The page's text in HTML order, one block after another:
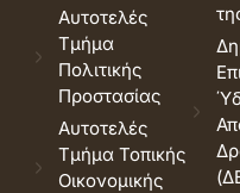
Αυτοτελές
Τμήμα
Πολιτικής
Προστασίας
Αυτοτελές
Τμήμα Τοπικής
Οικονομικής